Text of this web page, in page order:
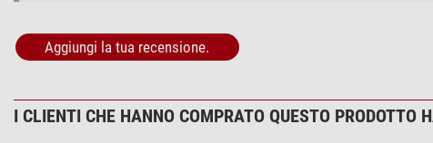
Aggiungi la tua recensione.
I CLIENTI CHE HANNO COMPRATO QUESTO PRODOTTO